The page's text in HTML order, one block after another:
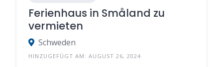
Ferienhaus in Småland zu
vermieten
Schweden
HINZUGEFÜGT AM: AUGUST 26, 2024